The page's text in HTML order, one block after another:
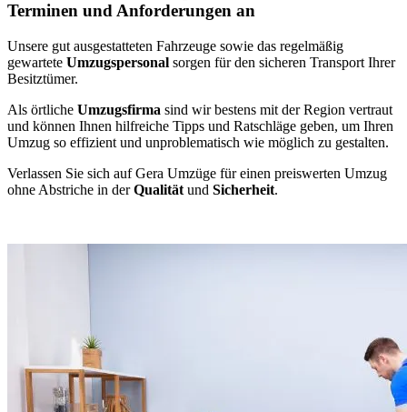
Terminen und Anforderungen an
Unsere gut ausgestatteten Fahrzeuge sowie das regelmäßig
gewartete Umzugspersonal sorgen für den sicheren Transport Ihrer
Besitztümer.
Als örtliche Umzugsfirma sind wir bestens mit der Region vertraut
und können Ihnen hilfreiche Tipps und Ratschläge geben, um Ihren
Umzug so effizient und unproblematisch wie möglich zu gestalten.
Verlassen Sie sich auf Gera Umzüge für einen preiswerten Umzug
ohne Abstriche in derQualität und Sicherheit.